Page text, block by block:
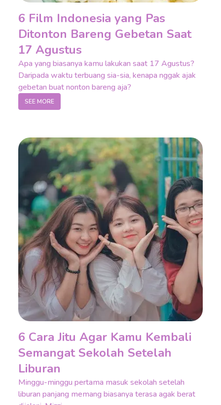
6 Film Indonesia yang Pas
Ditonton Bareng Gebetan Saat
17 Agustus
Apa yang biasanya kamu lakukan saat 17 Agustus?
Daripada waktu terbuang sia-sia, kenapa nggak ajak
gebetan buat nonton bareng aja?
SEE MORE
6 Cara Jitu Agar Kamu Kembali
Semangat Sekolah Setelah
Liburan
Minggu-minggu pertama masuk sekolah setelah
liburan panjang memang biasanya terasa agak berat